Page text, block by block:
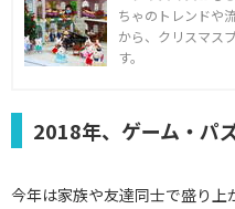
ちゃのトレンドや
から、クリスマス
す。
2018年、ゲーム・パ
今年は家族や友達同士で盛り上